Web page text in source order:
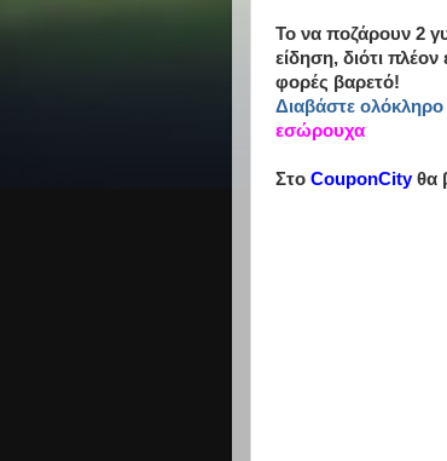
Το να ποζάρουν 2
είδηση, διότι
φορές βαρετό!
Διαβάστε
εσώρουχα
Στο CouponCityθα